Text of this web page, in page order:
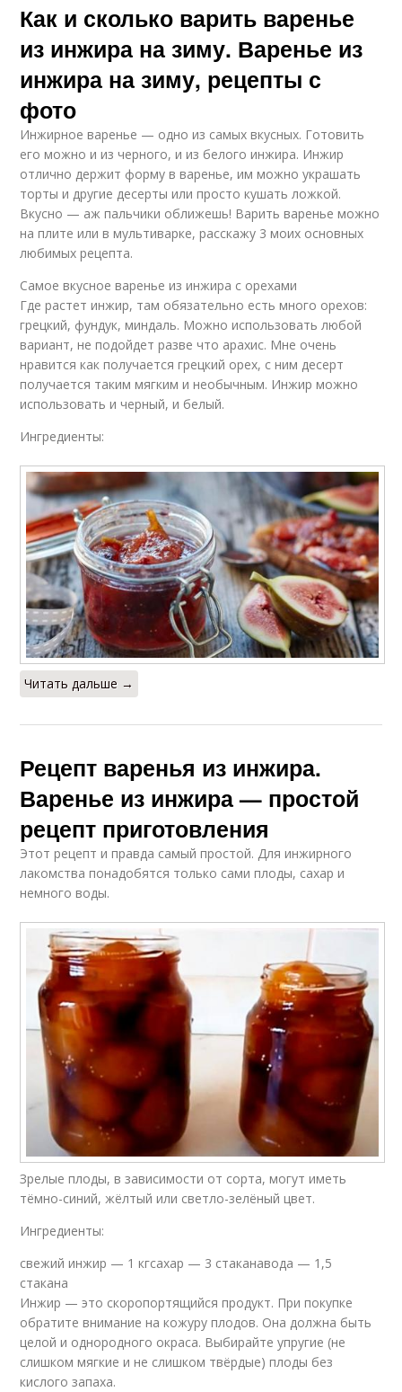
Как и сколько варить варенье
из инжира на зиму. Варенье из
инжира на зиму, рецепты с
фото
Инжирное варенье — одно из самых вкусных. Готовить
его можно и из черного, и из белого инжира. Инжир
отлично держит форму в варенье, им можно украшать
торты и другие десерты или просто кушать ложкой.
Вкусно — аж пальчики оближешь! Варить варенье можно
на плите или в мультиварке, расскажу 3 моих основных
любимых рецепта.
Самое вкусное варенье из инжира с орехами
Где растет инжир, там обязательно есть много орехов:
грецкий, фундук, миндаль. Можно использовать любой
вариант, не подойдет разве что арахис. Мне очень
нравится как получается грецкий орех, с ним десерт
получается таким мягким и необычным. Инжир можно
использовать и черный, и белый.
Ингредиенты:
Читать дальше →
Рецепт варенья из инжира.
Варенье из инжира — простой
рецепт приготовления
Этот рецепт и правда самый простой. Для инжирного
лакомства понадобятся только сами плоды, сахар и
немного воды.
Зрелые плоды, в зависимости от сорта, могут иметь
тёмно-синий, жёлтый или светло-зелёный цвет.
Ингредиенты:
свежий инжир — 1 кгсахар — 3 стаканавода — 1,5
стакана
Инжир — это скоропортящийся продукт. При покупке
обратите внимание на кожуру плодов. Она должна быть
целой и однородного окраса. Выбирайте упругие (не
слишком мягкие и не слишком твёрдые) плоды без
кислого запаха.